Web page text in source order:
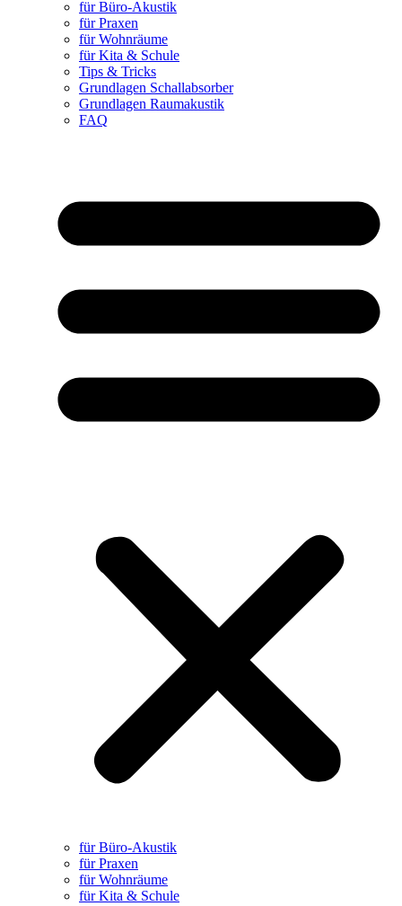
für Büro-Akustik
für Praxen
für Wohnräume
für Kita & Schule
Tips & Tricks
Grundlagen Schallabsorber
Grundlagen Raumakustik
FAQ
für Büro-Akustik
für Praxen
für Wohnräume
für Kita & Schule